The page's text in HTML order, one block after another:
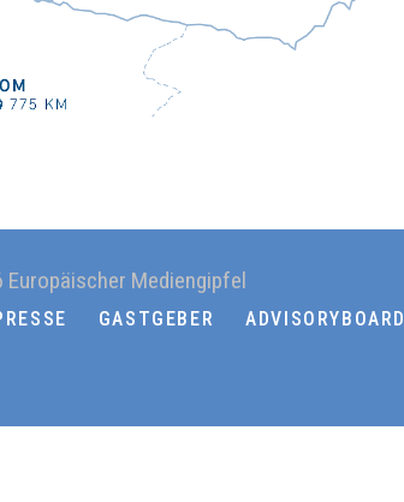
Europäischer Mediengipfel
GASTGEBER ADVISORYBOARD